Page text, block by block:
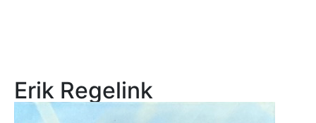
Erik Regelink